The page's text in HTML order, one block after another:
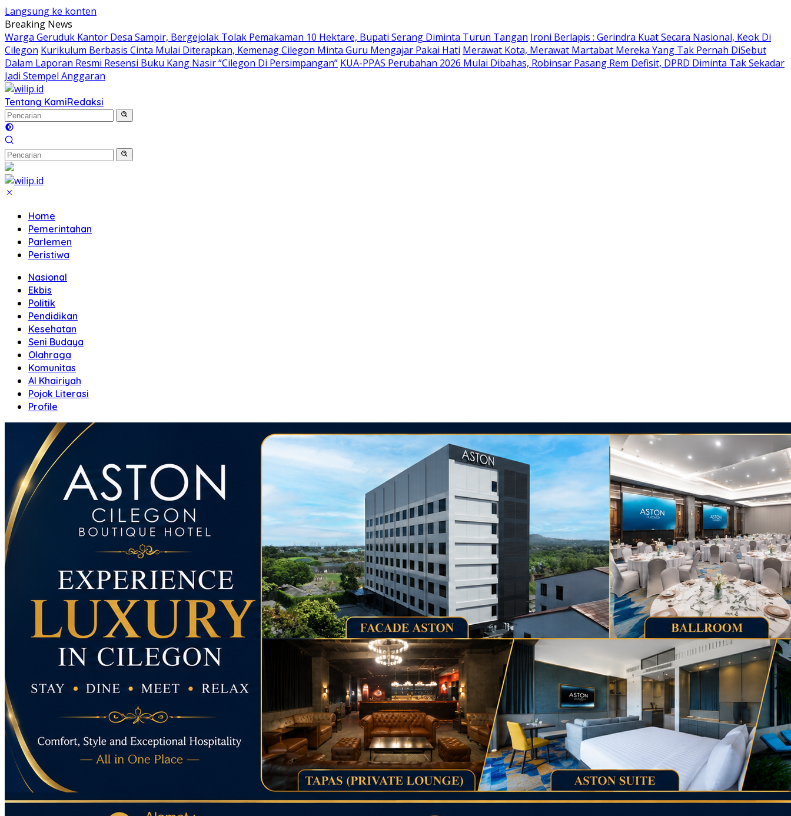
Langsung ke konten
Breaking News
Warga Geruduk Kantor Desa Sampir, Bergejolak Tolak Pemakaman 10 Hektare, Bupati Serang Diminta Turun Tangan Ironi Berlapis : Gerindra Kuat Secara Nasional, Keok Di
Cilegon Kurikulum Berbasis Cinta Mulai Diterapkan, Kemenag Cilegon Minta Guru Mengajar Pakai Hati Merawat Kota, Merawat Martabat Mereka Yang Tak Pernah DiSebut
Dalam Laporan Resmi Resensi Buku Kang Nasir “Cilegon Di Persimpangan” KUA-PPAS Perubahan 2026 Mulai Dibahas, Robinsar Pasang Rem Defisit, DPRD Diminta Tak Sekadar
Jadi Stempel Anggaran
Tentang KamiRedaksi
Home
Pemerintahan
Parlemen
Peristiwa
Nasional
Ekbis
Politik
Pendidikan
Kesehatan
Seni Budaya
Olahraga
Komunitas
Al Khairiyah
Pojok Literasi
Profile